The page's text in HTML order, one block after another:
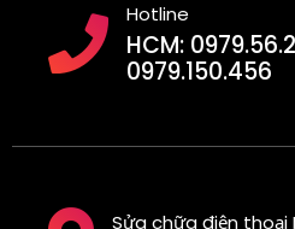
Hotline
HCM:
0979.150.456
Sửa chữa điện thoại